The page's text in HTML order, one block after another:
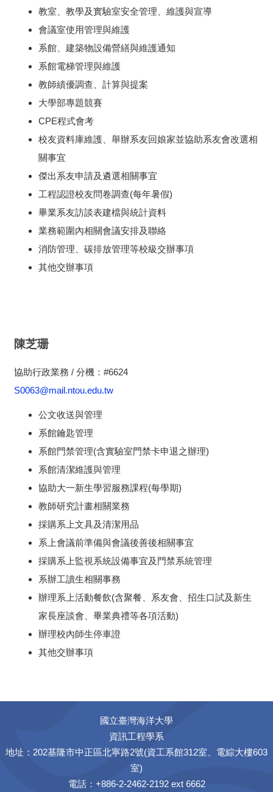
教室、教學及實驗室安全管理、維護與宣導
會議室使用管理與維護
系館、建築物設備營繕與維護通知
系館電梯管理與維護
教師績優調查、計算與提案
大學部專題競賽
CPE程式會考
校友資料庫維護、舉辦系友回娘家並協助系友會改選相
關事宜
傑出系友申請及遴選相關事宜
工程認證校友問卷調查(每年暑假)
畢業系友訪談表建檔與統計資料
業務範圍內相關會議安排及聯絡
消防管理、碳排放管理等校級交辦事項
其他交辦事項
陳芝珊
協助行政業務 / 分機：#6624
S0063@mail.ntou.edu.tw
公文收送與管理
系館鑰匙管理
系館門禁管理(含實驗室門禁卡申退之辦理)
系館清潔維護與管理
協助大一新生學習服務課程(每學期)
教師研究計畫相關業務
採購系上文具及清潔用品
系上會議前準備與會議後善後相關事宜
採購系上監視系統設備事宜及門禁系統管理
系辦工讀生相關事務
辦理系上活動餐飲(含聚餐、系友會、招生口試及新生
家長座談會、畢業典禮等各項活動)
辦理校內師生停車證
其他交辦事項
國立臺灣海洋大學
資訊工程學系
地址：202基隆市中正區北寧路2號(資工系館312室、電綜大樓603
室)
電話：+886-2-2462-2192 ext 6662